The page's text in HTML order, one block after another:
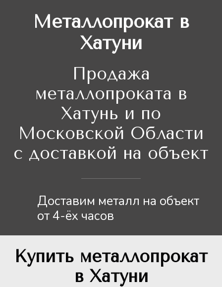
Металлопрокат в
Хатуни
Продажа
металлопроката в
Хатунь и по
Московской Области
с доставкой на объект
Доставим металл на объект
от 4-ёх часов
Купить металлопрокат
в Хатуни